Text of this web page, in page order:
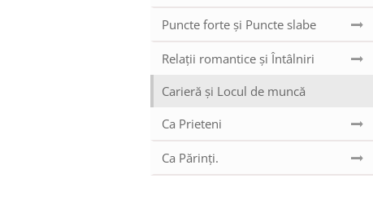
Puncte forte și Puncte slabe
Relații romantice și Întâlniri
Carieră și Locul de muncă
Ca Prieteni
Ca Părinți.